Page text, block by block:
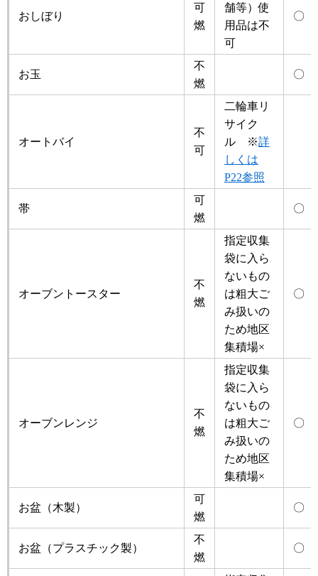
おしぼり
可
燃
舗等）使
用品は不
可
〇
お玉
不
燃
〇
オートバイ
不
可
二輪車リ
サイク
ル ※詳
しくは
P22参照
帯
可
燃
〇
オーブントースター
不
燃
指定収集
袋に入ら
ないもの
は粗大ご
み扱いの
ため地区
集積場×
〇
オーブンレンジ
不
燃
指定収集
袋に入ら
ないもの
は粗大ご
み扱いの
ため地区
集積場×
〇
お盆（木製）
可
燃
〇
お盆（プラスチック製）
不
燃
〇